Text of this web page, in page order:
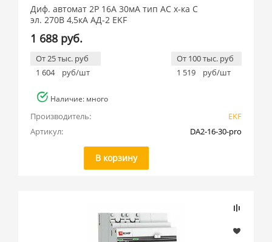
Диф. автомат 2Р 16А 30мА тип АС х-ка C
эл. 270В 4,5кА АД-2 EKF
1 688 руб.
От 25 тыс. руб
1 604
руб/шт
От 100 тыс. руб
1 519
руб/шт
Наличие: много
Производитель:
EKF
Артикул:
DA2-16-30-pro
В корзину